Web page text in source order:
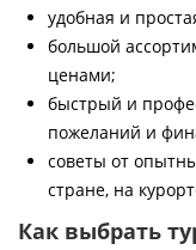
удобная и
большой
ценами;
быстрый и
пожеланий и
советы от
стране, на
Как выбрать